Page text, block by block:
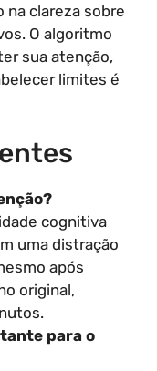
clareza sobre
O algoritmo
sua atenção,
limites é
cognitiva
uma distração
após
original,
para o